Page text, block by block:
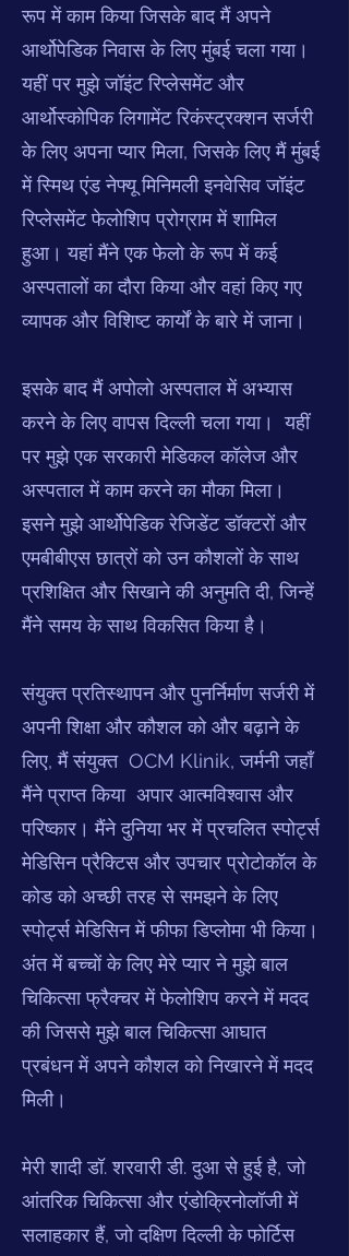
रूप में काम किया जिसके बाद मैं अपने
आर्थोपेडिक निवास के लिए मुंबई चला गया।
यहीं पर मुझे जॉइंट रिप्लेसमेंट और
आर्थोस्कोपिक लिगामेंट रिकंस्ट्रक्शन सर्जरी
के लिए अपना प्यार मिला, जिसके लिए मैं मुंबई
में स्मिथ एंड नेफ्यू मिनिमली इनवेसिव जॉइंट
रिप्लेसमेंट फेलोशिप प्रोग्राम में शामिल
हुआ। यहां मैंने एक फेलो के रूप में कई
अस्पतालों का दौरा किया और वहां किए गए
व्यापक और विशिष्ट कार्यों के बारे में जाना।
इसके बाद मैं अपोलो अस्पताल में अभ्यास
करने के लिए वापस दिल्ली चला गया। यहीं
पर मुझे एक सरकारी मेडिकल कॉलेज और
अस्पताल में काम करने का मौका मिला।
इसने मुझे आर्थोपेडिक रेजिडेंट डॉक्टरों और
एमबीबीएस छात्रों को उन कौशलों के साथ
प्रशिक्षित और सिखाने की अनुमति दी, जिन्हें
मैंने समय के साथ विकसित किया है।
संयुक्त प्रतिस्थापन और पुनर्निर्माण सर्जरी में
अपनी शिक्षा और कौशल को और बढ़ाने के
लिए, मैं संयुक्त OCM Klinik, जर्मनी जहाँ
मैंने प्राप्त किया अपार आत्मविश्वास और
परिष्कार। मैंने दुनिया भर में प्रचलित स्पोर्ट्स
मेडिसिन प्रैक्टिस और उपचार प्रोटोकॉल के
कोड को अच्छी तरह से समझने के लिए
स्पोर्ट्स मेडिसिन में फीफा डिप्लोमा भी किया।
अंत में बच्चों के लिए मेरे प्यार ने मुझे बाल
चिकित्सा फ्रैक्चर में फेलोशिप करने में मदद
की जिससे मुझे बाल चिकित्सा आघात
प्रबंधन में अपने कौशल को निखारने में मदद
मिली।
मेरी शादी डॉ. शरवारी डी. दुआ से हुई है, जो
आंतरिक चिकित्सा और एंडोक्रिनोलॉजी में
सलाहकार हैं, जो दक्षिण दिल्ली के फोर्टिस